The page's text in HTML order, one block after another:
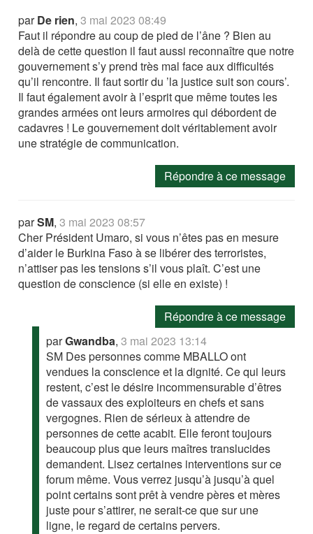
parDe rien,3 mai 2023 08:49
Faut il répondre au coup de pied de l’âne ? Bien au
delà de cette question il faut aussi reconnaître que notre
gouvernement s’y prend très mal face aux difficultés
qu’il rencontre. Il faut sortir du ’la justice suit son cours’.
Il faut également avoir à l’esprit que même toutes les
grandes armées ont leurs armoires qui débordent de
cadavres ! Le gouvernement doit véritablement avoir
une stratégie de communication.
Répondre à ce message
parSM,3 mai 2023 08:57
Cher Président Umaro, si vous n’êtes pas en mesure
d’aider le Burkina Faso à se libérer des terroristes,
n’attiser pas les tensions s’il vous plaît. C’est une
question de conscience (si elle en existe) !
Répondre à ce message
parGwandba,3 mai 2023 13:14
SM Des personnes comme MBALLO ont
vendues la conscience et la dignité. Ce qui leurs
restent, c’est le désire incommensurable d’êtres
de vassaux des exploiteurs en chefs et sans
vergognes. Rien de sérieux à attendre de
personnes de cette acabit. Elle feront toujours
beaucoup plus que leurs maîtres translucides
demandent. Lisez certaines interventions sur ce
forum même. Vous verrez jusqu’à jusqu’à quel
point certains sont prêt à vendre pères et mères
juste pour s’attirer, ne serait-ce que sur une
ligne, le regard de certains pervers.